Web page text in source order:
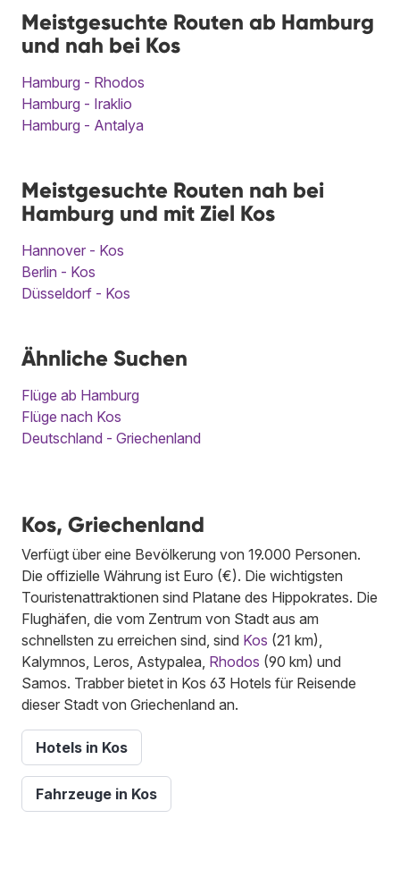
Meistgesuchte Routen ab Hamburg
und nah bei Kos
Hamburg - Rhodos
Hamburg - Iraklio
Hamburg - Antalya
Meistgesuchte Routen nah bei
Hamburg und mit Ziel Kos
Hannover - Kos
Berlin - Kos
Düsseldorf - Kos
Ähnliche Suchen
Flüge ab Hamburg
Flüge nach Kos
Deutschland - Griechenland
Kos, Griechenland
Verfügt über eine Bevölkerung von 19.000 Personen.
Die offizielle Währung ist Euro (€). Die wichtigsten
Touristenattraktionen sind Platane des Hippokrates. Die
Flughäfen, die vom Zentrum von Stadt aus am
schnellsten zu erreichen sind, sind Kos (21 km),
Kalymnos, Leros, Astypalea, Rhodos (90 km) und
Samos. Trabber bietet in Kos 63 Hotels für Reisende
dieser Stadt von Griechenland an.
Hotels in Kos
Fahrzeuge in Kos